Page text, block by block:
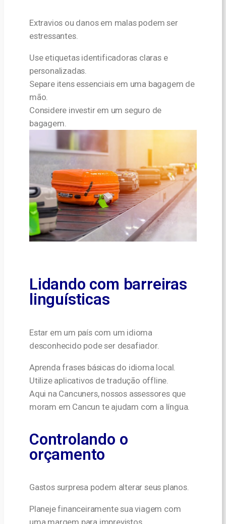
Extravios ou danos em malas podem ser
estressantes.
Use etiquetas identificadoras claras e
personalizadas.
Separe itens essenciais em uma bagagem de
mão.
Considere investir em um seguro de
bagagem.
Lidando com barreiras
linguísticas
Estar em um país com um idioma
desconhecido pode ser desafiador.
Aprenda frases básicas do idioma local.
Utilize aplicativos de tradução offline.
Aqui na Cancuners, nossos assessores que
moram em Cancun te ajudam com a língua.
Controlando o
orçamento
Gastos surpresa podem alterar seus planos.
Planeje financeiramente sua viagem com